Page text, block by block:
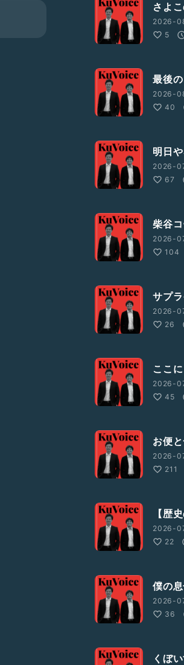
さよ
2026-
5
最後
2026-
40
明日
2026-
67
柴谷
2026-
104
サプ
2026-
26
ここ
2026-
45
お便
2026-
211
【歴
2026-
22
僕の
2026-
36
くぼ